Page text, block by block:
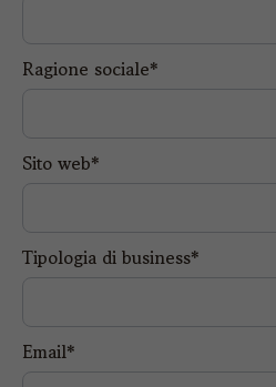
Ragione sociale*
Sito web*
Tipologia di business*
Email*